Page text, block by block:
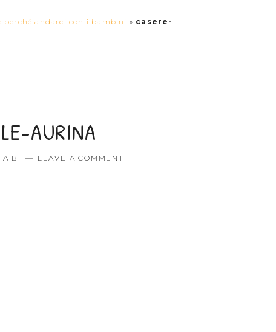
perché andarci con i bambini » casere-
AURINA
BI LEAVE A COMMENT